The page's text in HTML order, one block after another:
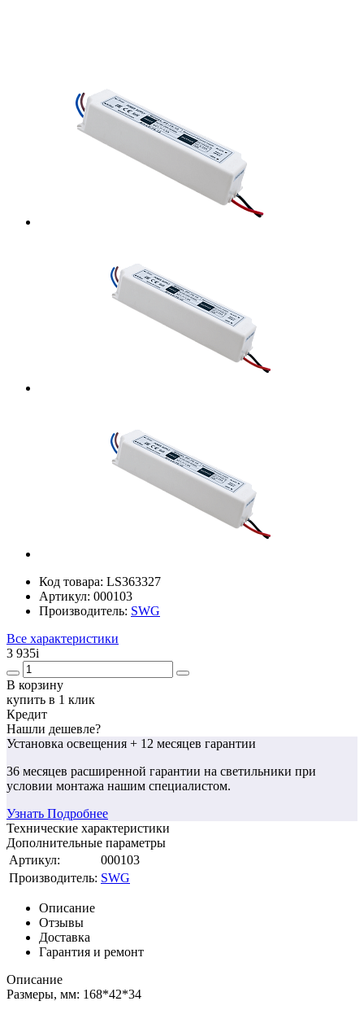
Код товара: LS363327
Артикул: 000103
Производитель: SWG
Все характеристики
3 935i
В корзину
купить в 1 клик
Кредит
Нашли дешевле?
Установка освещения + 12 месяцев гарантии
36 месяцев расширенной гарантии на светильники при
условии монтажа нашим специалистом.
Узнать Подробнее
Технические характеристики
Дополнительные параметры
Артикул:
000103
Производитель: SWG
Описание
Отзывы
Доставка
Гарантия и ремонт
Описание
Размеры, мм: 168*42*34